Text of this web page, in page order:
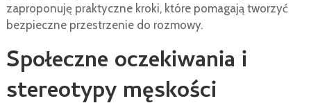
zaproponuję praktyczne kroki, które pomagają tworzyć
bezpieczne przestrzenie do rozmowy.
Społeczne oczekiwania i
stereotypy męskości